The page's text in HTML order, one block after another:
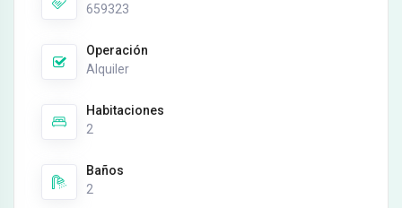
659323
Operación
Alquiler
Habitaciones
2
Baños
2